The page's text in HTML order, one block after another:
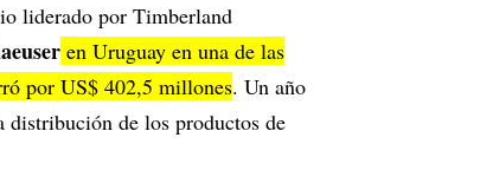
liderado por Timberland
en Uruguay en una de las
por US$ 402,5 millones. Un año
distribución de los productos de